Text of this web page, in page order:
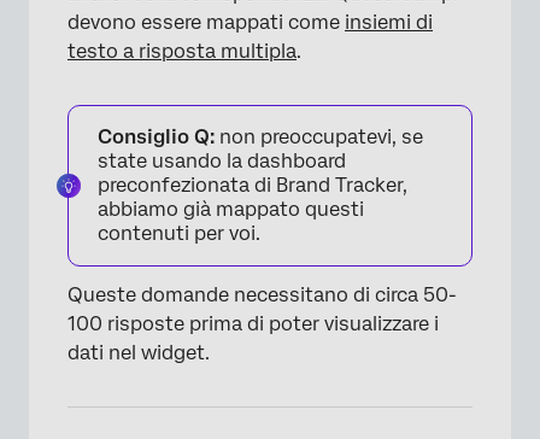
devono essere mappati come insiemi di
testo a risposta multipla.
Consiglio Q: non preoccupatevi, se
state usando la dashboard
preconfezionata di Brand Tracker,
abbiamo già mappato questi
contenuti per voi.
Queste domande necessitano di circa 50-
100 risposte prima di poter visualizzare i
dati nel widget.